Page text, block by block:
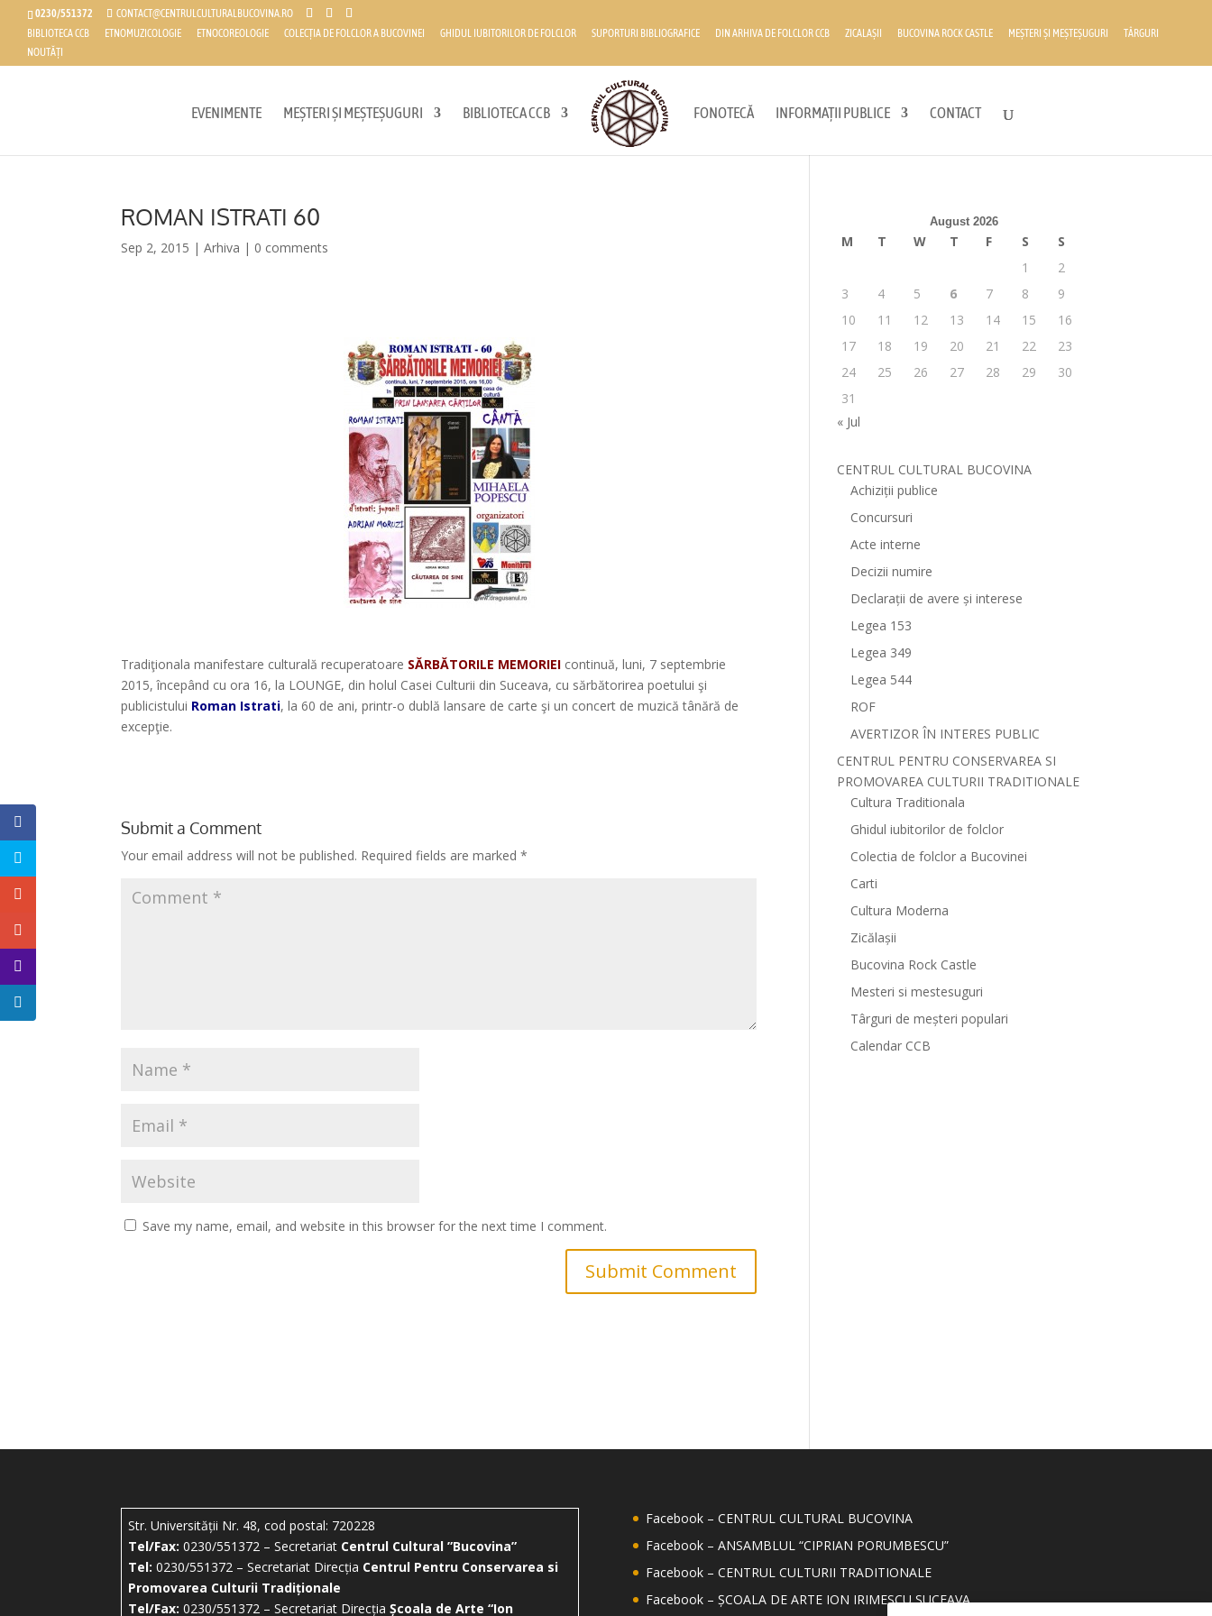
0230/551372
CONTACT@CENTRULCULTURALBUCOVINA.RO
BIBLIOTECA CCB
ETNOMUZICOLOGIE ETNOCOREOLOGIE COLECȚIA DE FOLCLOR A BUCOVINEI GHIDUL IUBITORILOR DE FOLCLOR SUPORTURI BIBLIOGRAFICE DIN ARHIVA DE FOLCLOR CCB ZICALAȘII BUCOVINA ROCK CASTLE MEȘTERI ȘI MEȘTEȘUGURI
TÂRGURI
NOUTĂȚI
EVENIMENTE MEȘTERI ȘI MEȘTEȘUGURI BIBLIOTECA CCB FONOTECĂ INFORMAȚII PUBLICE CONTACT
ROMAN ISTRATI 60
Sep 2, 2015 |Arhiva | 0 comments
Tradiţionala manifestare culturală recuperatoare SĂRBĂTORILE MEMORIEI continuă, luni, 7 septembrie
2015, începând cu ora 16, la LOUNGE, din holul Casei Culturii din Suceava, cu sărbătorirea poetului şi
publicistului Roman Istrati, la 60 de ani, printr-o dublă lansare de carte şi un concert de muzică tânără de
excepţie.
Submit a Comment
Your email address will not be published. Required fields are marked*
Save my name, email, and website in this browser for the next time I comment.
August 2026
M T W T F S
S
1
2
3
4 5 6 7 8
9
10
11 12 13 14 15
16
17
18 19 20 21 22
23
24
25 26 27 28 29
30
31
« Jul
CENTRUL CULTURAL BUCOVINA
Achiziții publice
Concursuri
Acte interne
Decizii numire
Declarații de avere și interese
Legea 153
Legea 349
Legea 544
ROF
AVERTIZOR ÎN INTERES PUBLIC
CENTRUL PENTRU CONSERVAREA SI
PROMOVAREA CULTURII TRADITIONALE
Cultura Traditionala
Ghidul iubitorilor de folclor
Colectia de folclor a Bucovinei
Carti
Cultura Moderna
Zicălașii
Bucovina Rock Castle
Mesteri si mestesuguri
Târguri de meșteri populari
Calendar CCB
Str. Universității Nr. 48, cod postal: 720228
Tel/Fax: 0230/551372 – Secretariat Centrul Cultural ”Bucovina”
Tel: 0230/551372 – Secretariat Direcția Centrul Pentru Conservarea si
Promovarea Culturii Tradiționale
Tel/Fax: 0230/551372 – Secretariat DirecțiaȘcoala de Arte “Ion
Facebook – CENTRUL CULTURAL BUCOVINA
Facebook – ANSAMBLUL “CIPRIAN PORUMBESCU”
Facebook – CENTRUL CULTURII TRADITIONALE
Facebook – ȘCOALA DE ARTE ION IRIMESCU SUCEAVA